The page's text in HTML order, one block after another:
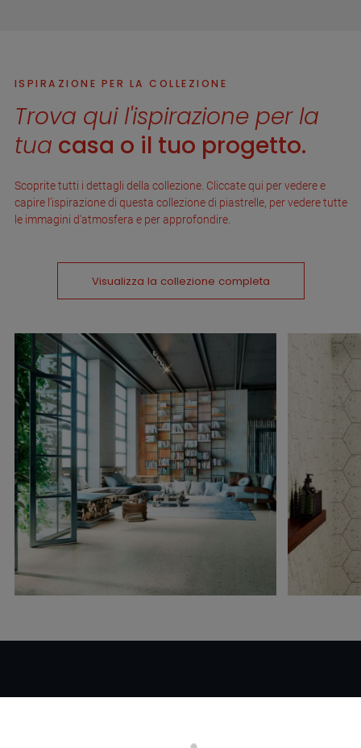
ISPIRAZIONE PER LA COLLEZIONE
Trova qui l'ispirazione per la
tua casa o il tuo progetto.
Scoprite tutti i dettagli della collezione. Cliccate qui per vedere e
capire l'ispirazione di questa collezione di piastrelle, per vedere tutte
le immagini d'atmosfera e per approfondire.
Visualizza la collezione completa
informazioni o aiuto